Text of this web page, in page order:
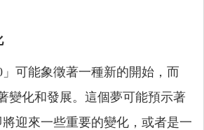
」可能象徵著一種新的開始，而
變化和發展。這個夢可能預示著
迎來一些重要的變化，或者是一